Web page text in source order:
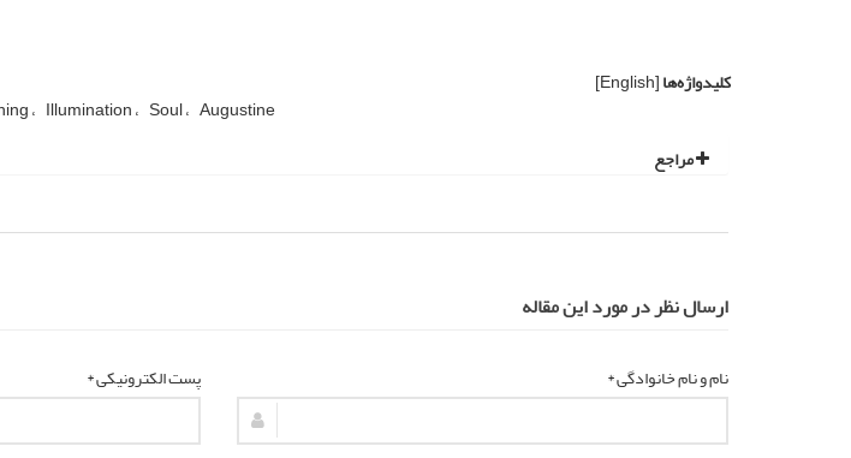
کلیدواژه‌ها[English]
Illumination Soul Augustine
مراجع
ارسال نظر در مورد این مقاله
نام و نام خانوادگی * پست الکترونیکی *